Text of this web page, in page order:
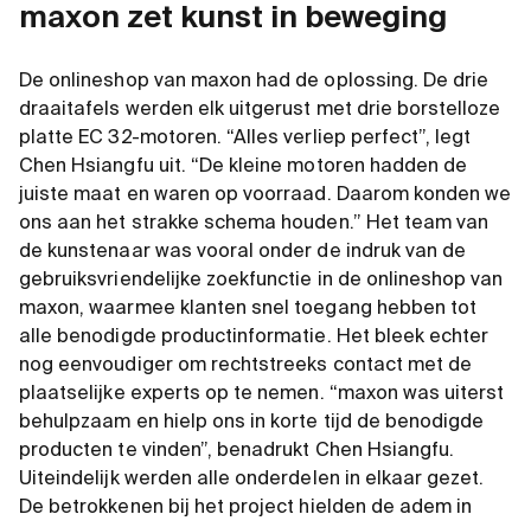
maxon zet kunst in beweging
De onlineshop van maxon had de oplossing. De drie
draaitafels werden elk uitgerust met drie borstelloze
platte EC 32-motoren. “Alles verliep perfect”, legt
Chen Hsiangfu uit. “De kleine motoren hadden de
juiste maat en waren op voorraad. Daarom konden we
ons aan het strakke schema houden.” Het team van
de kunstenaar was vooral onder de indruk van de
gebruiksvriendelijke zoekfunctie in de onlineshop van
maxon, waarmee klanten snel toegang hebben tot
alle benodigde productinformatie. Het bleek echter
nog eenvoudiger om rechtstreeks contact met de
plaatselijke experts op te nemen. “maxon was uiterst
behulpzaam en hielp ons in korte tijd de benodigde
producten te vinden”, benadrukt Chen Hsiangfu.
Uiteindelijk werden alle onderdelen in elkaar gezet.
De betrokkenen bij het project hielden de adem in